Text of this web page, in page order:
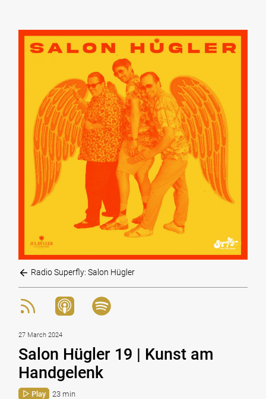
Radio Superfly: Salon Hügler
27 March 2024
Salon Hügler 19 | Kunst am
Handgelenk
Play 23 min